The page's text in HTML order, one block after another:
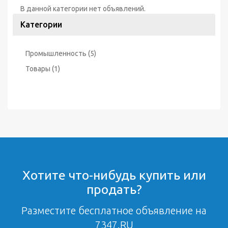
В данной категории нет объявлений.
Категории
Промышленность (5)
Товары (1)
Хотите что-нибудь купить или
продать?
Разместите бесплатное объявление на
7347.RU